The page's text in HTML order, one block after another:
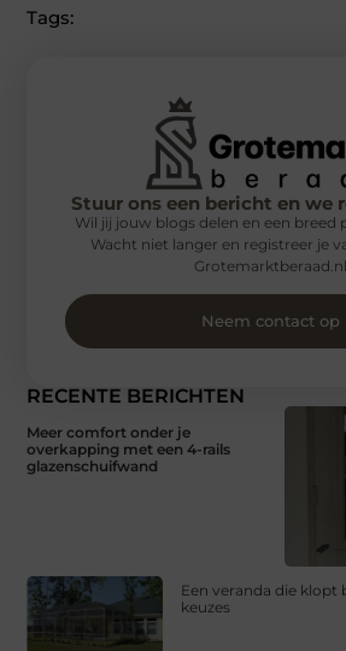
Tags:
RECENTE BERICHTEN
Meer comfort onder je
overkapping met een 4-rails
glazenschuifwand
Een veranda die klopt
keuzes
Stuur ons een bericht en we
Wil jij jouw blogs delen en een breed
Wacht niet langer en registreer je
Grotemarktberaad.nl
Neem contact op